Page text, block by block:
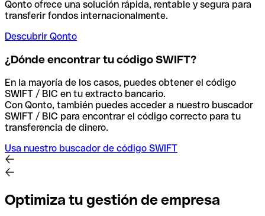
Qonto ofrece una solución rápida, rentable y segura para
transferir fondos internacionalmente.
Descubrir Qonto
¿Dónde encontrar tu código SWIFT?
En la mayoría de los casos, puedes obtener el código
SWIFT / BIC en tu extracto bancario.
Con Qonto, también puedes acceder a nuestro buscador
SWIFT / BIC para encontrar el código correcto para tu
transferencia de dinero.
Usa nuestro buscador de código SWIFT
Optimiza tu gestión de empresa